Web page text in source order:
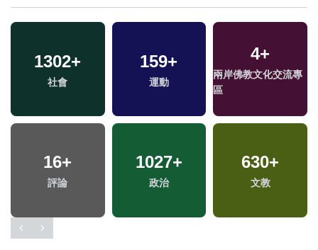
1302+
社會
159+
運動
4+
兩岸佛教文化交流專
區
16+
評論
1027+
政治
630+
文教